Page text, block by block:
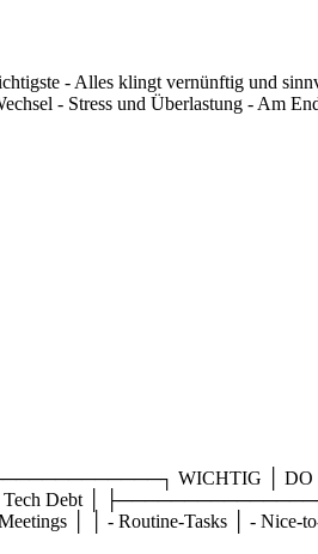
- Alles klingt vernünftig und
- Stress und Überlastung - Am
WICHTIG │ DO │
- Tech Debt │
│ │ - Routine-Tasks │ - Nice-